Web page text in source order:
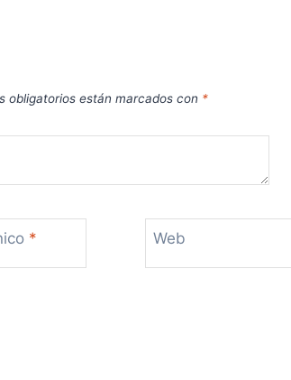
obligatorios están marcados con *
* Web